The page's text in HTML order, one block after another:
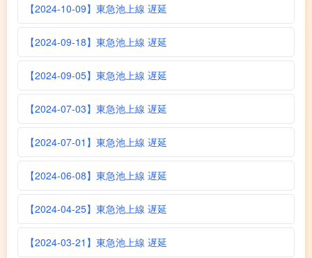
【2024-10-09】東急池上線 遅延
【2024-09-18】東急池上線 遅延
【2024-09-05】東急池上線 遅延
【2024-07-03】東急池上線 遅延
【2024-07-01】東急池上線 遅延
【2024-06-08】東急池上線 遅延
【2024-04-25】東急池上線 遅延
【2024-03-21】東急池上線 遅延